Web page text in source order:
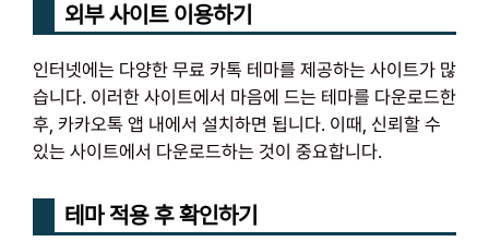
외부 사이트 이용하기
인터넷에는 다양한 무료 카톡 테마를 제공하는 사이트가 많
습니다. 이러한 사이트에서 마음에 드는 테마를 다운로드한
후, 카카오톡 앱 내에서 설치하면 됩니다. 이때, 신뢰할 수
있는 사이트에서 다운로드하는 것이 중요합니다.
테마 적용 후 확인하기